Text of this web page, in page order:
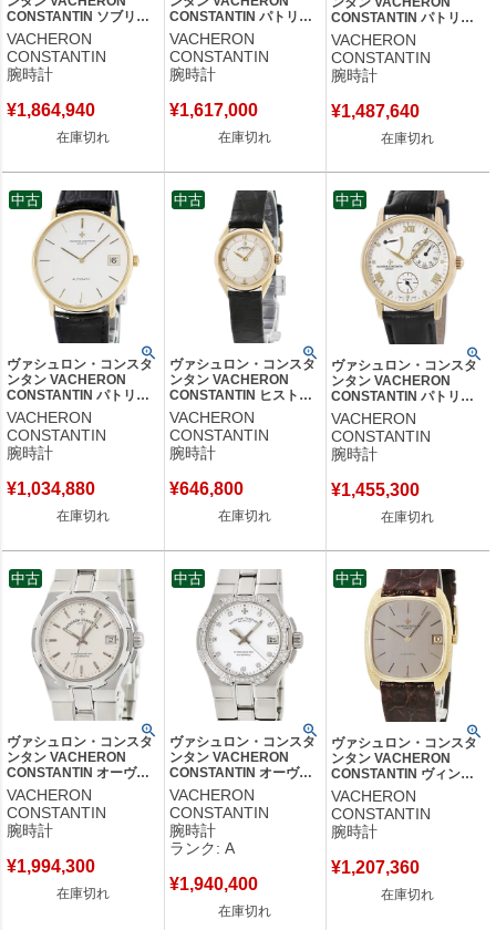
CONSTANTIN ソブリン
25630/332G K18WG無
垢 純正ダイヤ シルバー
レディース 腕時計クオー
ツ シルバー 【中古】中
VACHERON
CONSTANTIN
腕時計
¥1,864,940
在庫切れ
CONSTANTIN パトリモ
ニー マニュアルワインデ
ィング 81180/000G-
9117 K18WG無垢 メンズ
腕時計手巻き シルバー
VACHERON
CONSTANTIN
腕時計
¥1,617,000
在庫切れ
CONSTANTIN パトリモ
ニー コンテンポラリー
81530/000G-9681
K18WG 無垢 純正ダイヤ
メンズ 腕時計手巻き シル
VACHERON
CONSTANTIN
腕時計
¥1,487,640
在庫切れ
ヴァシュロン・コンスタ
ンタン VACHERON
CONSTANTIN パトリモ
ニー デイト 44001/2 OH
済 K18YG無垢 ホワイト
白 バー メンズ 腕時計自
動巻き ホワイト 【中
VACHERON
CONSTANTIN
腕時計
¥1,034,880
在庫切れ
中古
ヴァシュロン・コンスタ
ンタン VACHERON
CONSTANTIN ヒストリ
カル 11045 OH済
K18YG無垢 シルバー ギ
ョウシェ レディース 腕
時計手巻き シルバー
VACHERON
CONSTANTIN
腕時計
¥646,800
在庫切れ
中古
ヴァシュロン・コンスタ
ンタン VACHERON
CONSTANTIN パトリモ
ニー パワーリザーブ
47200/000J K18YG無垢
スモールセコンド メンズ
腕時計自動巻き シルバー
VACHERON
CONSTANTIN
腕時計
¥1,455,300
在庫切れ
中古
ヴァシュロン・コンスタ
ンタン VACHERON
CONSTANTIN オーヴァ
ーシーズ ラージサイズ
42042/423A デイト トリ
チウム メンズ 腕時計自
動巻き シルバー 【中
VACHERON
CONSTANTIN
腕時計
¥1,994,300
在庫切れ
中古
ヴァシュロン・コンスタ
ンタン VACHERON
CONSTANTIN オーヴァ
ーシーズ ミディアムサイ
ズ 42552/423A-8931 純
正ダイヤ メンズ 腕時計
自動巻き ホワイト 【中
古】中古美品
VACHERON
CONSTANTIN
腕時計
ランク: A
¥1,940,400
在庫切れ
中古
ヴァシュロン・コンスタ
ンタン VACHERON
CONSTANTIN ヴィンテ
ージ 2045Q K18YG無垢
バー デイト スリム メン
ズ レディース 腕時計自動
巻き グレー 【中古】
VACHERON
CONSTANTIN
腕時計
¥1,207,360
在庫切れ
中古